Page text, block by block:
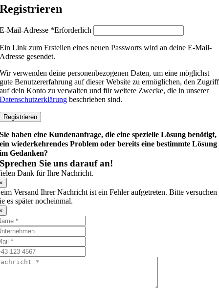
Registrieren
E-Mail-Adresse *Erforderlich
Ein Link zum Erstellen eines neuen Passworts wird an deine E-Mail-
Adresse gesendet.
Wir verwenden deine personenbezogenen Daten, um eine möglichst
gute Benutzererfahrung auf dieser Website zu ermöglichen, den Zugriff
auf dein Konto zu verwalten und für weitere Zwecke, die in unserer
Datenschutzerklärung beschrieben sind.
Registrieren
Sie haben eine Kundenanfrage, die eine spezielle Lösung benötigt,
ein wiederkehrendes Problem oder bereits eine bestimmte Lösung
im Gedanken?
Sprechen Sie uns darauf an!
Dank für Ihre Nachricht.
Versand Ihrer Nachricht ist ein Fehler aufgetreten. Bitte versuchen
es später nocheinmal.